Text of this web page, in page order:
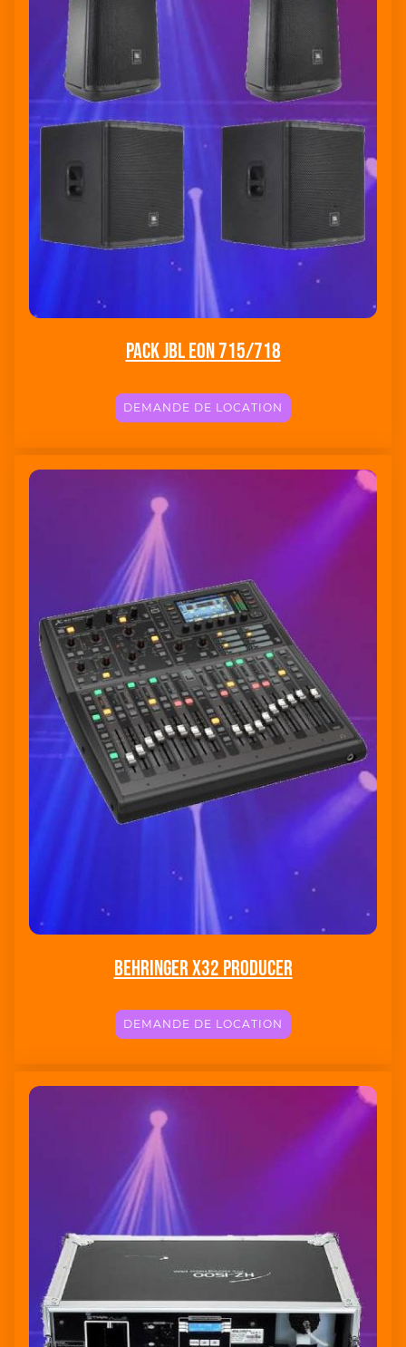
Pack JBL EON 715/718
DEMANDE DE LOCATION
Behringer X32 Producer
DEMANDE DE LOCATION